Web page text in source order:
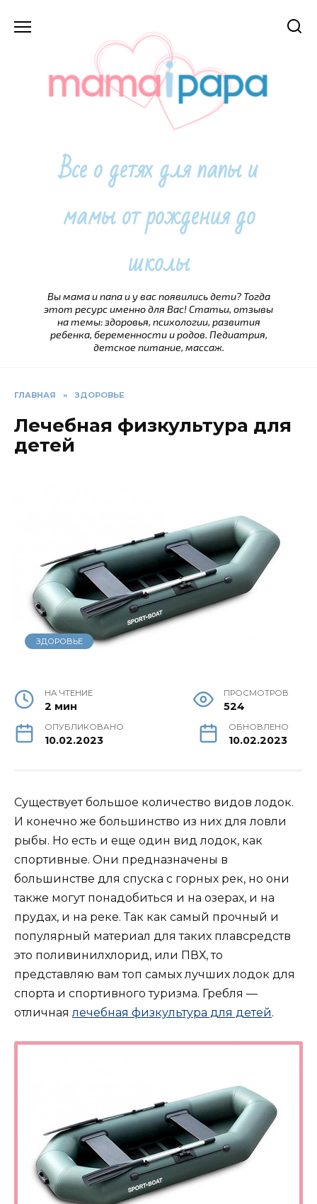
Все о детях для папы и
мамы от рождения до
школы
Вы мама и папа и у вас появились дети? Тогда
этот ресурс именно для Вас! Статьи, отзывы
на темы: здоровья, психологии, развития
ребенка, беременности и родов. Педиатрия,
детское питание, массаж.
ГЛАВНАЯ » ЗДОРОВЬЕ
Лечебная физкультура для
детей
ЗДОРОВЬЕ
НА ЧТЕНИЕ
2 мин
ПРОСМОТРОВ
524
ОПУБЛИКОВАНО
10.02.2023
ОБНОВЛЕНО
10.02.2023
Существует большое количество видов лодок.
И конечно же большинство из них для ловли
рыбы. Но есть и еще один вид лодок, как
спортивные. Они предназначены в
большинстве для спуска с горных рек, но они
также могут понадобиться и на озерах, и на
прудах, и на реке. Так как самый прочный и
популярный материал для таких плавсредств
это поливинилхлорид, или ПВХ, то
представляю вам топ самых лучших лодок для
спорта и спортивного туризма. Гребля —
отличная лечебная физкультура для детей.